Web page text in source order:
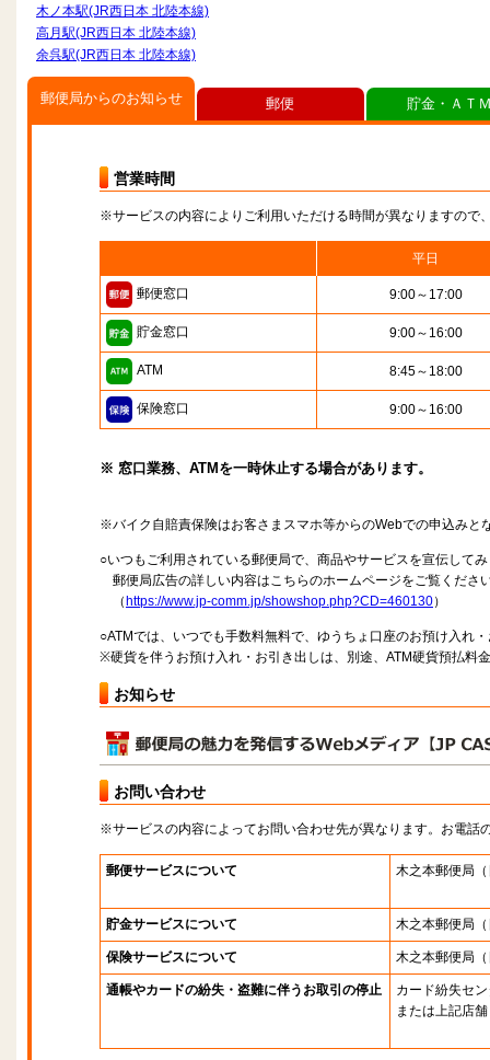
木ノ本駅(JR西日本 北陸本線)
高月駅(JR西日本 北陸本線)
余呉駅(JR西日本 北陸本線)
郵便局からのお知らせ
営業時間
※サービスの内容によりご利用いただける時間が異なりますので
平日
郵便窓口 9:00～17:00
貯金窓口 9:00～16:00
ATM 8:45～18:00
保険窓口 9:00～16:00
※ 窓口業務、ATMを一時休止する場合があります。
※バイク自賠責保険はお客さまスマホ等からのWebでの申込みと
○いつもご利用されている郵便局で、商品やサービスを宣伝して
郵便局広告の詳しい内容はこちらのホームページをご覧くださ
（ https://www.jp-comm.jp/showshop.php?CD=460130）
○ATMでは、いつでも手数料無料で、ゆうちょ口座のお預け入れ
※硬貨を伴うお預け入れ・お引き出しは、別途、ATM硬貨預払料
お知らせ
お問い合わせ
※サービスの内容によってお問い合わせ先が異なります。お電話
郵便サービスについて 木之本郵便局
貯金サービスについて 木之本郵便局
保険サービスについて 木之本郵便局
通帳やカードの紛失・盗難に伴うお取引の停止
カード紛失セ
または上記店舗
郵便 貯金・ＡＴ